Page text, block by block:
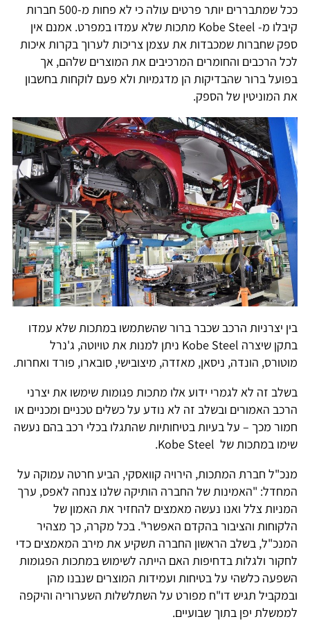
ככל שמתבררים יותר פרטים עולה כי לא פחות מ-500 חברות
קיבלו מ- Kobe Steel מתכות שלא עמדו במפרט. אמנם אין
ספק שחברות שמכבדות את עצמן צריכות לערוך בקרות איכות
לכל הרכבים והחומרים המרכיבים את המוצרים שלהם, אך
בפועל ברור שהבדיקות הן מדגמיות ולא פעם לוקחות בחשבון
את המוניטין של הספק.
בין יצרניות הרכב שכבר ברור שהשתמשו במתכות שלא עמדו
בתקן שיצרה Kobe Steel ניתן למנות את טויוטה, ג'נרל
מוטורס, הונדה, ניסאן, מאזדה, מיצובישי, סובארו, פורד ואחרות.
בשלב זה לא לגמרי ידוע אלו מתכות פגומות שימשו את יצרני
הרכב האמורים ובשלב זה לא נודע על כשלים טכניים ומכניים או
חמור מכך – על בעיות בטיחותיות שהתגלו בכלי רכב בהם נעשה
שימו במתכות של Kobe Steel.
מנכ"ל חברת המתכות, הירויה קוואסקי, הביע חרטה עמוקה על
המחדל: "האמינות של החברה הותיקה שלנו צנחה לאפס, ערך
המניות צלל ואנו נעשה מאמצים להחזיר את האמון של
הלקוחות והציבור בהקדם האפשרי". בכל מקרה, כך מצהיר
המנכ"ל, בשלב הראשון החברה תשקיע את מירב המאמצים כדי
לחקור ולגלות בדחיפות האם הייתה לשימוש במתכות הפגומות
השפעה כלשהי על בטיחות ועמידות המוצרים שנבנו מהן
ובמקביל תגיש דו"ח מפורט על השתלשלות השערוריה והיקפה
לממשלת יפן בתוך שבועיים.